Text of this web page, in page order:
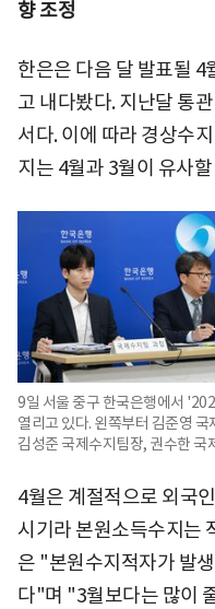
향 조정
한은은 다음 달 발표될 4
고 내다봤다. 지난달 통
서다. 이에 따라 경상수
지는 4월과 3월이 유사
9일 서울 중구 한국은행에서
열리고 있다. 왼쪽부터 김준영
김성준 국제수지팀장, 권수한 국
4월은 계절적으로 외국
시기라 본원소득수지는
은 "본원수지적자가 발
다"며 "3월보다는 많이